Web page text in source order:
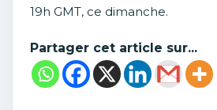
19h GMT, ce dimanche.
Partager cet article sur...